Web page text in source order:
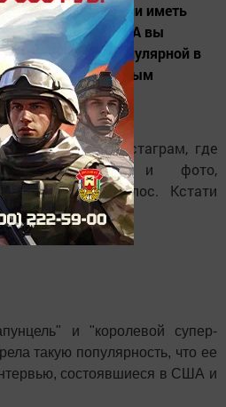
годы хотели иметь
на Рапунцель. А вы
стала популярной в
этому - длинным
в Инстаграм, где
видео и фото,
прелесть ее волос. Кстати
Алии!
и "королевой супер-
такую популярность, что ее
состоявшиеся в США и